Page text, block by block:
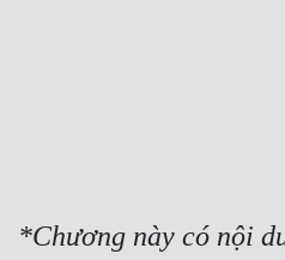
Truyện ngắn
*Chương này có nội